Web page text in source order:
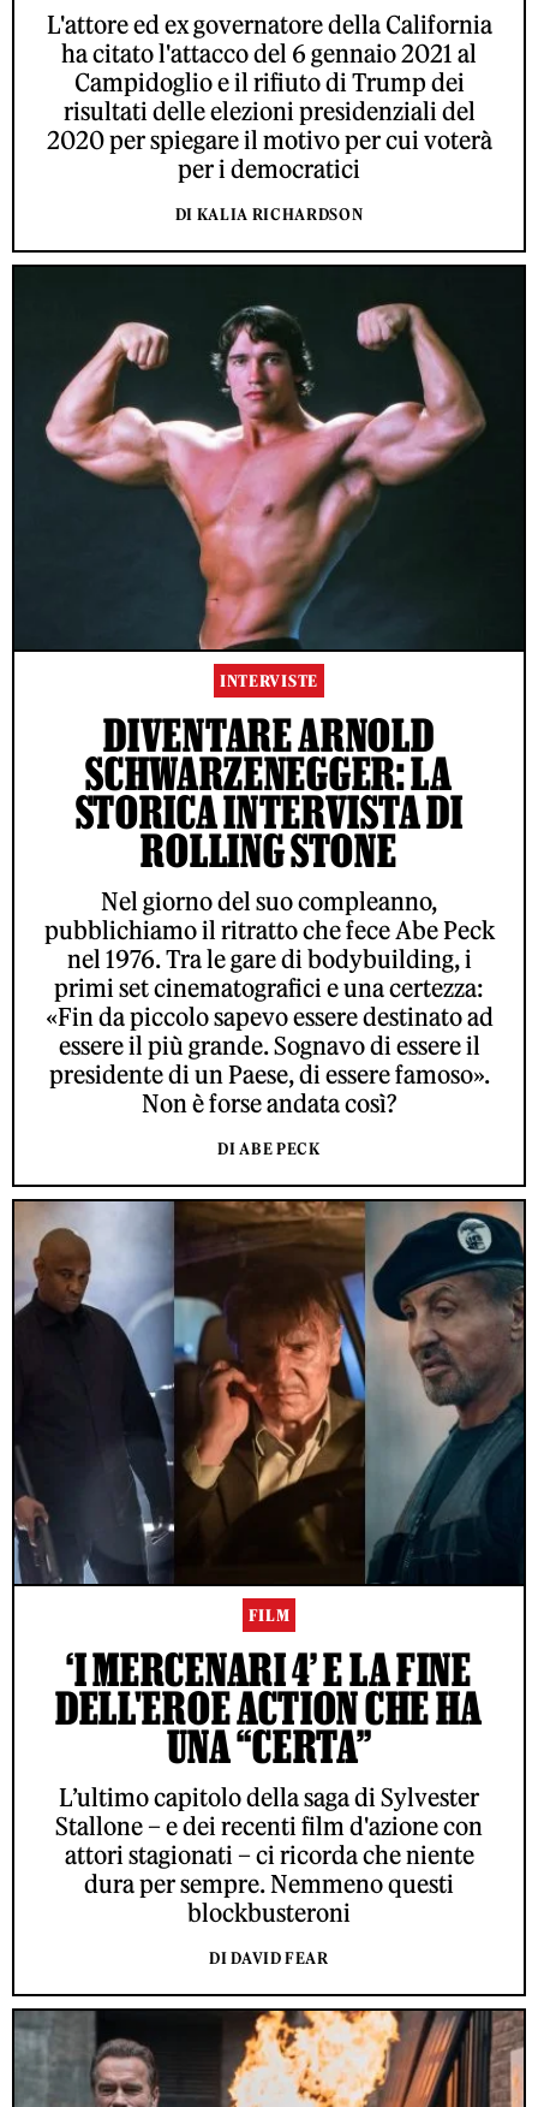
L'attore ed ex governatore della California
ha citato l'attacco del 6 gennaio 2021 al
Campidoglio e il rifiuto di Trump dei
risultati delle elezioni presidenziali del
2020 per spiegare il motivo per cui voterà
per i democratici
DI KALIA RICHARDSON
INTERVISTE
DIVENTARE ARNOLD
SCHWARZENEGGER: LA
STORICA INTERVISTA DI
ROLLING STONE
Nel giorno del suo compleanno,
pubblichiamo il ritratto che fece Abe Peck
nel 1976. Tra le gare di bodybuilding, i
primi set cinematografici e una certezza:
«Fin da piccolo sapevo essere destinato ad
essere il più grande. Sognavo di essere il
presidente di un Paese, di essere famoso».
Non è forse andata così?
DI ABE PECK
FILM
‘I MERCENARI 4’ E LA FINE
DELL'EROE ACTION CHE HA
UNA “CERTA”
L’ultimo capitolo della saga di Sylvester
Stallone – e dei recenti film d'azione con
attori stagionati – ci ricorda che niente
dura per sempre. Nemmeno questi
blockbusteroni
DI DAVID FEAR